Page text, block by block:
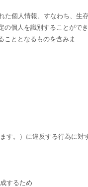
た個人情報、すなわち、生
の個人を識別することがで
こととなるものを含みま
す。）に違反する行為に対
するため